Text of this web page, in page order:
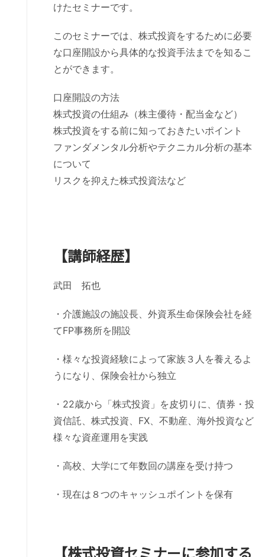
けたセミナーです。
このセミナーでは、株式投資をするために必要
な口座開設から具体的な投資手法までを知るこ
とができます。
口座開設の方法
株式投資の仕組み（株主優待・配当金など）
株式投資をする前に知っておきたいポイント
ファンダメンタル分析やテクニカル分析の基本
について
リスクを抑えた株式投資法など
【講師経歴】
武田 拓也
・介護施設の施設長、外資系生命保険会社を経
てFP事務所を開設
・様々な投資経験によって家族３人を養えるよ
うになり、保険会社から独立
・22歳から「株式投資」を皮切りに、債券・投
資信託、株式投資、FX、不動産、海外投資など
様々な資産運用を実践
・高校、大学にて年数回の講座を受け持つ
・現在は８つのキャッシュポイントを保有
【株式投資セミナーに参加する